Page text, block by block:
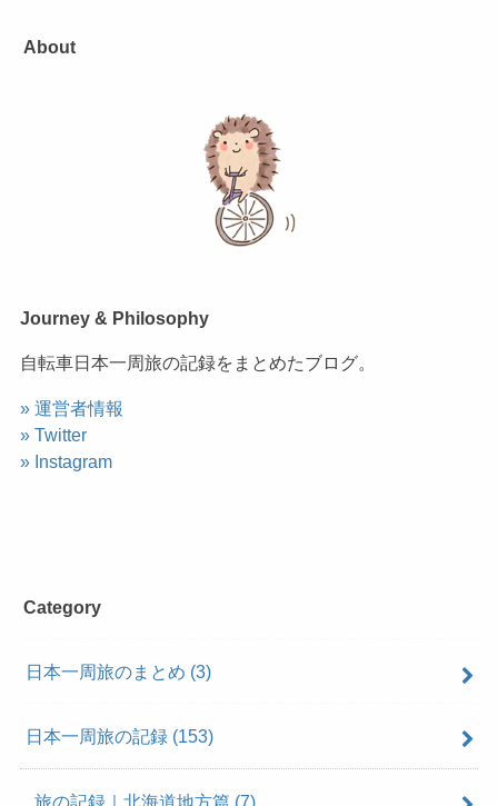
About
Journey & Philosophy
自転車日本一周旅の記録をまとめたブログ。
» 運営者情報
» Twitter
» Instagram
Category
日本一周旅のまとめ (3)
日本一周旅の記録 (153)
旅の記録｜北海道地方篇 (7)